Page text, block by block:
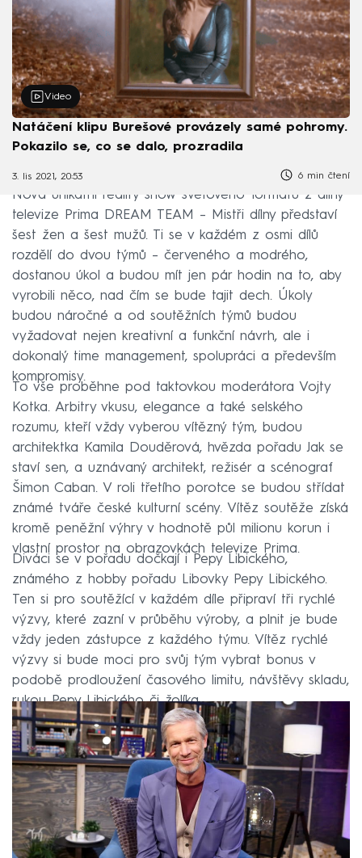
Video
Natáčení klipu Burešové provázely samé pohromy.
Pokazilo se, co se dalo, prozradila
3. lis 2021, 20:53 6 min čtení
Nová unikátní reality show světového formátu z dílny
televize Prima DREAM TEAM – Mistři dílny představí
šest žen a šest mužů. Ti se v každém z osmi dílů
rozdělí do dvou týmů – červeného a modrého,
dostanou úkol a budou mít jen pár hodin na to, aby
vyrobili něco, nad čím se bude tajit dech. Úkoly
budou náročné a od soutěžních týmů budou
vyžadovat nejen kreativní a funkční návrh, ale i
dokonalý time management, spolupráci a především
kompromisy.
To vše proběhne pod taktovkou moderátora Vojty
Kotka. Arbitry vkusu, elegance a také selského
rozumu, kteří vždy vyberou vítězný tým, budou
architektka Kamila Douděrová, hvězda pořadu Jak se
staví sen, a uznávaný architekt, režisér a scénograf
Šimon Caban. V roli třetího porotce se budou střídat
známé tváře české kulturní scény. Vítěz soutěže získá
kromě peněžní výhry v hodnotě půl milionu korun i
vlastní prostor na obrazovkách televize Prima.
Diváci se v pořadu dočkají i Pepy Libického,
známého z hobby pořadu Libovky Pepy Libického.
Ten si pro soutěžící v každém díle připraví tři rychlé
výzvy, které zazní v průběhu výroby, a plnit je bude
vždy jeden zástupce z každého týmu. Vítěz rychlé
výzvy si bude moci pro svůj tým vybrat bonus v
podobě prodloužení časového limitu, návštěvy skladu,
rukou Pepy Libického či žolíka.